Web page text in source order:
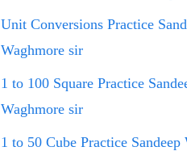
Unit Conversions Practice
Waghmore sir
1 to 100 Square Practice
Waghmore sir
1 to 50 Cube Practice Sandeep